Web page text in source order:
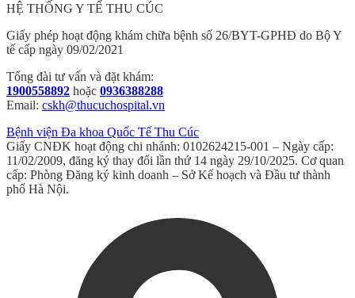
HỆ THỐNG Y TẾ THU CÚC
Giấy phép hoạt động khám chữa bệnh số 26/BYT-GPHĐ do Bộ Y
tế cấp ngày 09/02/2021
Tổng đài tư vấn và đặt khám:
1900558892 hoặc 0936388288
Email: cskh@thucuchospital.vn
Bệnh viện Đa khoa Quốc Tế Thu Cúc
Giấy CNĐK hoạt động chi nhánh: 0102624215-001 – Ngày cấp:
11/02/2009, đăng ký thay đổi lần thứ 14 ngày 29/10/2025. Cơ quan
cấp: Phòng Đăng ký kinh doanh – Sở Kế hoạch và Đầu tư thành
phố Hà Nội.